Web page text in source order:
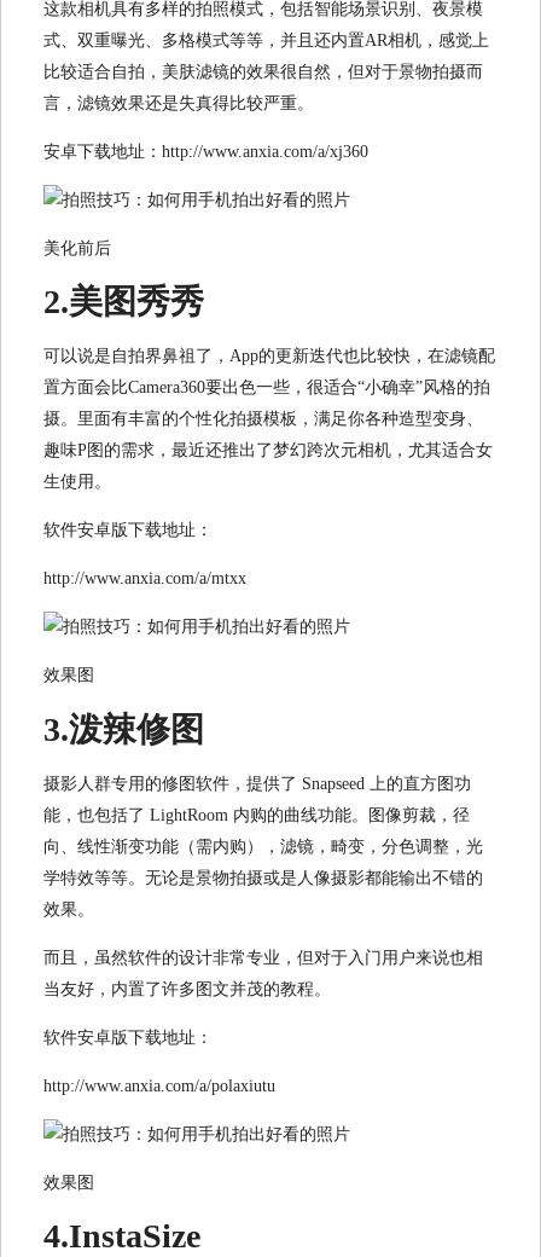
这款相机具有多样的拍照模式，包括智能场景识别、夜景模
式、双重曝光、多格模式等等，并且还内置AR相机，感觉上
比较适合自拍，美肤滤镜的效果很自然，但对于景物拍摄而
言，滤镜效果还是失真得比较严重。
安卓下载地址：http://www.anxia.com/a/xj360
美化前后
2.美图秀秀
可以说是自拍界鼻祖了，App的更新迭代也比较快，在滤镜配
置方面会比Camera360要出色一些，很适合“小确幸”风格的拍
摄。里面有丰富的个性化拍摄模板，满足你各种造型变身、
趣味P图的需求，最近还推出了梦幻跨次元相机，尤其适合女
生使用。
软件安卓版下载地址：
http://www.anxia.com/a/mtxx
效果图
3.泼辣修图
摄影人群专用的修图软件，提供了 Snapseed 上的直方图功
能，也包括了 LightRoom 内购的曲线功能。图像剪裁，径
向、线性渐变功能（需内购），滤镜，畸变，分色调整，光
学特效等等。无论是景物拍摄或是人像摄影都能输出不错的
效果。
而且，虽然软件的设计非常专业，但对于入门用户来说也相
当友好，内置了许多图文并茂的教程。
软件安卓版下载地址：
http://www.anxia.com/a/polaxiutu
效果图
4.InstaSize